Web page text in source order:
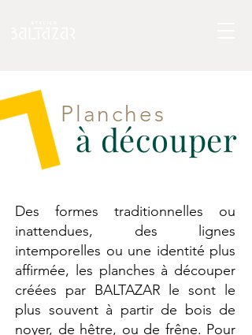
à découper
Planches
Des formes traditionnelles ou
inattendues, des lignes
intemporelles ou une identité plus
affirmée, les planches à découper
créées par BALTAZAR le sont le
plus souvent à partir de bois de
noyer, de hêtre, ou de frêne. Pour